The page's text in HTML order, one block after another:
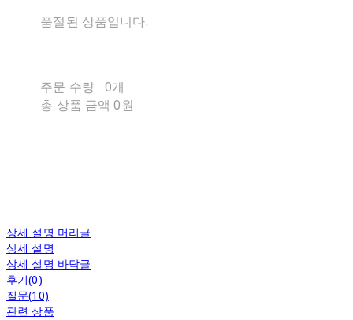
품절된 상품입니다.
주문 수량 0개
총 상품 금액 0원
상세 설명 머리글
상세 설명
상세 설명 바닥글
후기(0)
질문(10)
관련 상품